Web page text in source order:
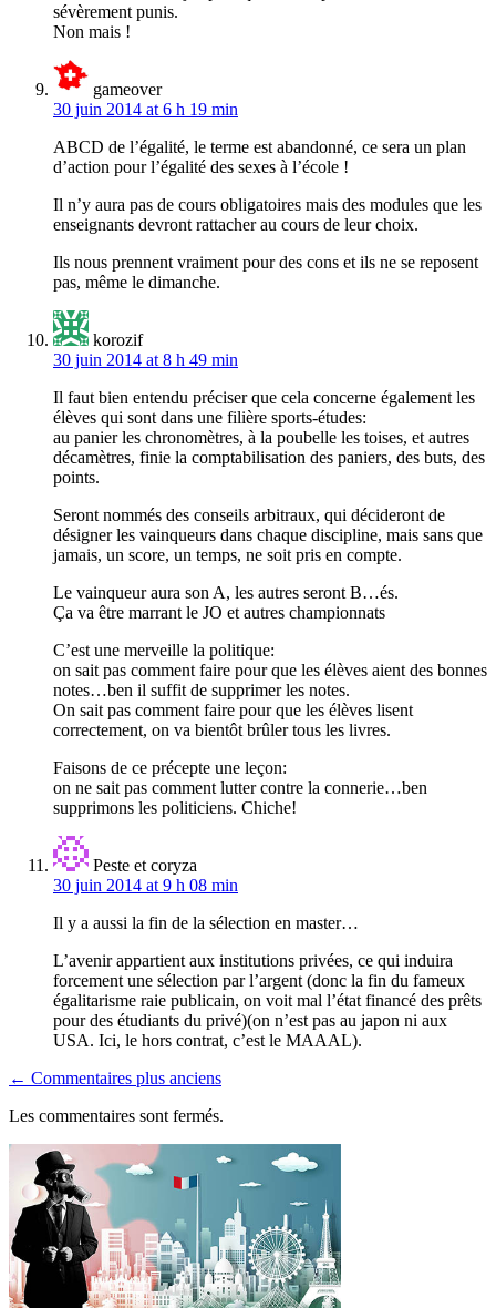
sévèrement punis.
Non mais !
gameover
30 juin 2014 at 6 h 19 min
ABCD de l’égalité, le terme est abandonné, ce sera un plan
d’action pour l’égalité des sexes à l’école !
Il n’y aura pas de cours obligatoires mais des modules que les
enseignants devront rattacher au cours de leur choix.
Ils nous prennent vraiment pour des cons et ils ne se reposent
pas, même le dimanche.
korozif
30 juin 2014 at 8 h 49 min
Il faut bien entendu préciser que cela concerne également les
élèves qui sont dans une filière sports-études:
au panier les chronomètres, à la poubelle les toises, et autres
décamètres, finie la comptabilisation des paniers, des buts, des
points.
Seront nommés des conseils arbitraux, qui décideront de
désigner les vainqueurs dans chaque discipline, mais sans que
jamais, un score, un temps, ne soit pris en compte.
Le vainqueur aura son A, les autres seront B…és.
Ça va être marrant le JO et autres championnats
C’est une merveille la politique:
on sait pas comment faire pour que les élèves aient des bonnes
notes…ben il suffit de supprimer les notes.
On sait pas comment faire pour que les élèves lisent
correctement, on va bientôt brûler tous les livres.
Faisons de ce précepte une leçon:
on ne sait pas comment lutter contre la connerie…ben
supprimons les politiciens. Chiche!
Peste et coryza
30 juin 2014 at 9 h 08 min
Il y a aussi la fin de la sélection en master…
L’avenir appartient aux institutions privées, ce qui induira
forcement une sélection par l’argent (donc la fin du fameux
égalitarisme raie publicain, on voit mal l’état financé des prêts
pour des étudiants du privé)(on n’est pas au japon ni aux
USA. Ici, le hors contrat, c’est le MAAAL).
Navigation
dans
les
commentaires
← Commentaires plus anciens
Les commentaires sont fermés.